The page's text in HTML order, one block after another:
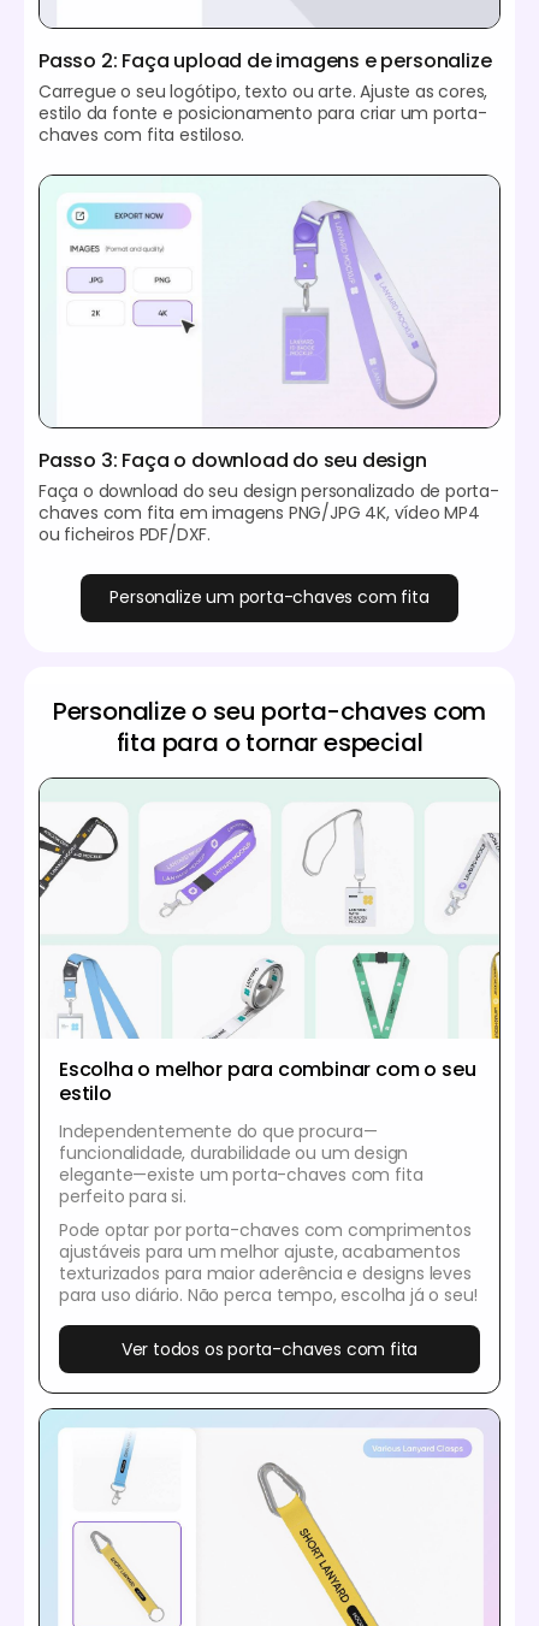
Passo 2: Faça upload de imagens e personalize
Carregue o seu logótipo, texto ou arte. Ajuste as cores,
estilo da fonte e posicionamento para criar um porta-
chaves com fita estiloso.
Passo 3: Faça o download do seu design
Faça o download do seu design personalizado de porta-
chaves com fita em imagens PNG/JPG 4K, vídeo MP4
ou ficheiros PDF/DXF.
Personalize um porta-chaves com fita
Personalize o seu porta-chaves com
fita para o tornar especial
Escolha o melhor para combinar com o seu
estilo
Independentemente do que procura—
funcionalidade, durabilidade ou um design
elegante—existe um porta-chaves com fita
perfeito para si.
Pode optar por porta-chaves com comprimentos
ajustáveis para um melhor ajuste, acabamentos
texturizados para maior aderência e designs leves
para uso diário. Não perca tempo, escolha já o seu!
Ver todos os porta-chaves com fita